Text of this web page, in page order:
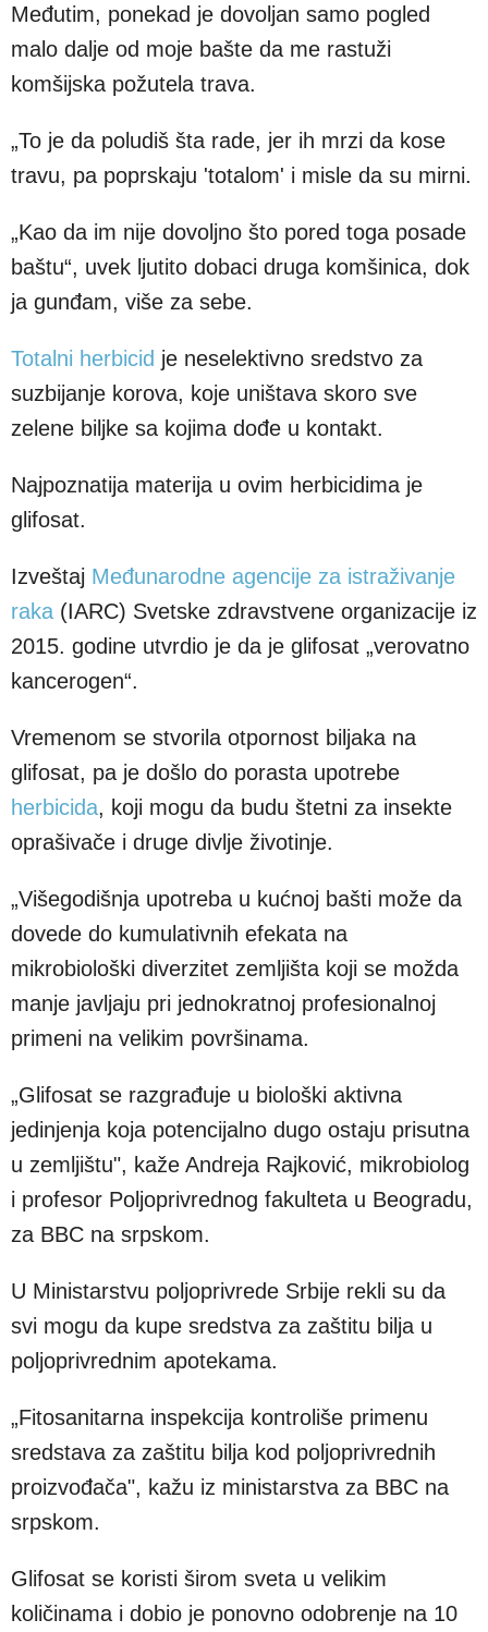
Međutim, ponekad je dovoljan samo pogled
malo dalje od moje bašte da me rastuži
komšijska požutela trava.
„To je da poludiš šta rade, jer ih mrzi da kose
travu, pa poprskaju 'totalom' i misle da su mirni.
„Kao da im nije dovoljno što pored toga posade
baštu“, uvek ljutito dobaci druga komšinica, dok
ja gunđam, više za sebe.
Totalni herbicid je neselektivno sredstvo za
suzbijanje korova, koje uništava skoro sve
zelene biljke sa kojima dođe u kontakt.
Najpoznatija materija u ovim herbicidima je
glifosat.
Izveštaj Međunarodne agencije za istraživanje
raka (IARC) Svetske zdravstvene organizacije iz
2015. godine utvrdio je da je glifosat „verovatno
kancerogen“.
Vremenom se stvorila otpornost biljaka na
glifosat, pa je došlo do porasta upotrebe
herbicida, koji mogu da budu štetni za insekte
oprašivače i druge divlje životinje.
„Višegodišnja upotreba u kućnoj bašti može da
dovede do kumulativnih efekata na
mikrobiološki diverzitet zemljišta koji se možda
manje javljaju pri jednokratnoj profesionalnoj
primeni na velikim površinama.
„Glifosat se razgrađuje u biološki aktivna
jedinjenja koja potencijalno dugo ostaju prisutna
u zemljištu", kaže Andreja Rajković, mikrobiolog
i profesor Poljoprivrednog fakulteta u Beogradu,
za BBC na srpskom.
U Ministarstvu poljoprivrede Srbije rekli su da
svi mogu da kupe sredstva za zaštitu bilja u
poljoprivrednim apotekama.
„Fitosanitarna inspekcija kontroliše primenu
sredstava za zaštitu bilja kod poljoprivrednih
proizvođača", kažu iz ministarstva za BBC na
srpskom.
Glifosat se koristi širom sveta u velikim
količinama i dobio je ponovno odobrenje na 10